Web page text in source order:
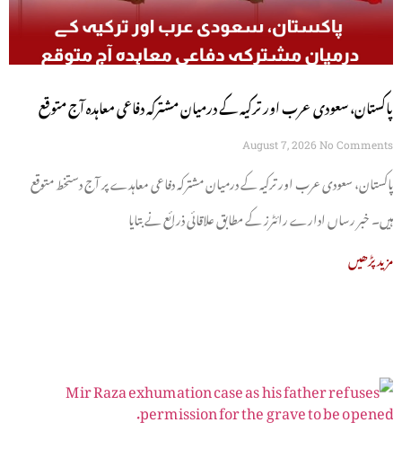
پاکستان، سعودی عرب اور ترکیہ کے درمیان مشترکہ دفاعی معاہدہ آج متوقع
August 7, 2026 No Comments
پاکستان، سعودی عرب اور ترکیہ کے درمیان مشترکہ دفاعی معاہدے پر آج دستخط متوقع
ہیں۔ خبر رساں ادارے رائٹرز کے مطابق علاقائی ذرائع نے بتایا
مزید پڑھیں